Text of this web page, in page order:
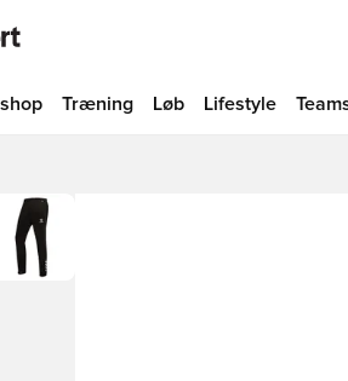
Træning Løb Lifestyle